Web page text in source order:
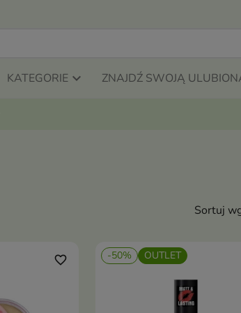
KATEGORIE ZNAJDŹ SWOJĄ
Sortuj
favorite_border -50% OUTLET